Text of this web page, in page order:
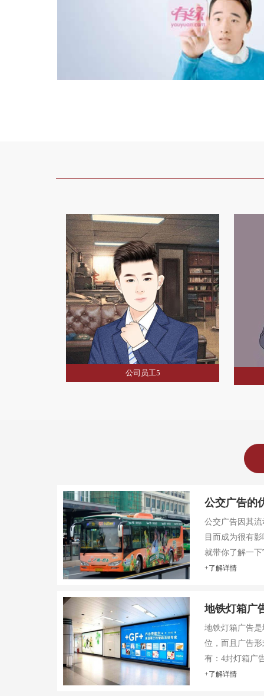
公交广告的
公交广告因其
目而成为很有
就带你了解一
+了解详情
地铁灯箱广
地铁灯箱广告
位，而且广告
有：4封灯箱广
+了解详情